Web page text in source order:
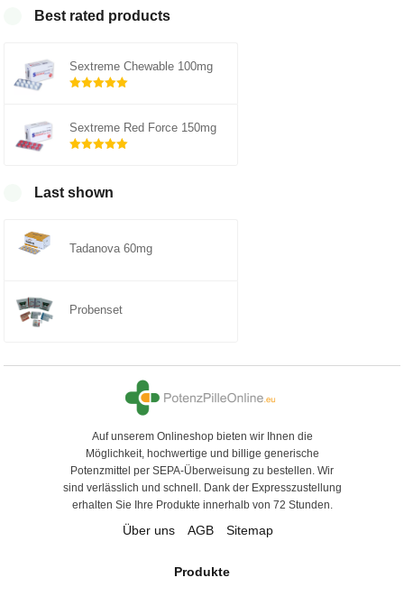
Best rated products
Sextreme Chewable 100mg
5
Sextreme Red Force 150mg
Last shown
Tadanova 60mg
Probenset
Auf unserem Onlineshop bieten wir Ihnen die
Möglichkeit, hochwertige und billige generische
Potenzmittel per SEPA-Überweisung zu bestellen. Wir
sind verlässlich und schnell. Dank der Expresszustellung
erhalten Sie Ihre Produkte innerhalb von 72 Stunden.
Über uns AGB Sitemap
Produkte